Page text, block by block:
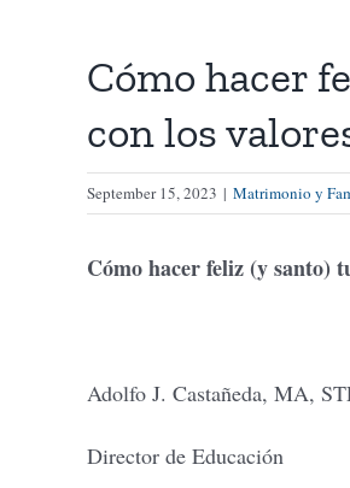
Cómo hacer
con los
September 15, 2023 | Matrimonio y
Cómo hacer feliz (y santo)
Adolfo J. Castañeda, MA,
Director de Educación